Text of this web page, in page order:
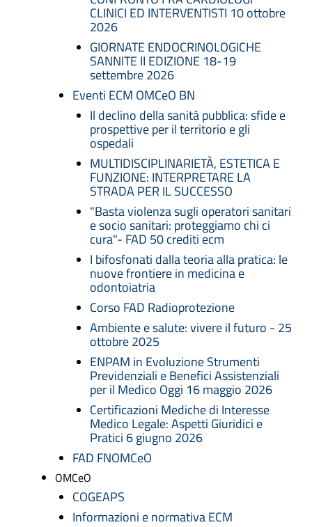
CLINICI ED INTERVENTISTI 10 ottobre
2026
GIORNATE ENDOCRINOLOGICHE
SANNITE II EDIZIONE 18-19
settembre 2026
Eventi ECM OMCeO BN
Il declino della sanità pubblica: sfide e
prospettive per il territorio e gli
ospedali
MULTIDISCIPLINARIETÀ, ESTETICA E
FUNZIONE: INTERPRETARE LA
STRADA PER IL SUCCESSO
"Basta violenza sugli operatori sanitari
e socio sanitari: proteggiamo chi ci
cura"- FAD 50 crediti ecm
I bifosfonati dalla teoria alla pratica: le
nuove frontiere in medicina e
odontoiatria
Corso FAD Radioprotezione
Ambiente e salute: vivere il futuro - 25
ottobre 2025
ENPAM in Evoluzione Strumenti
Previdenziali e Benefici Assistenziali
per il Medico Oggi 16 maggio 2026
Certificazioni Mediche di Interesse
Medico Legale: Aspetti Giuridici e
Pratici 6 giugno 2026
FAD FNOMCeO
OMCeO
COGEAPS
Informazioni e normativa ECM